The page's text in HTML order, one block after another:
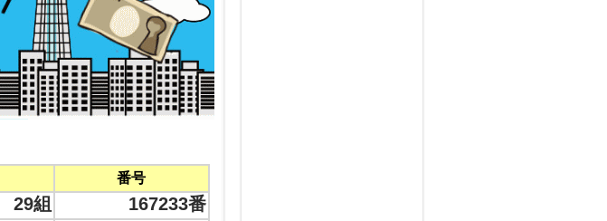
番号
29組 167233番